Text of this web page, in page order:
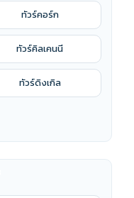
ทัวร์คอร์ก
ทัวร์คิลเคนนี
ทัวร์ดิงเกิล